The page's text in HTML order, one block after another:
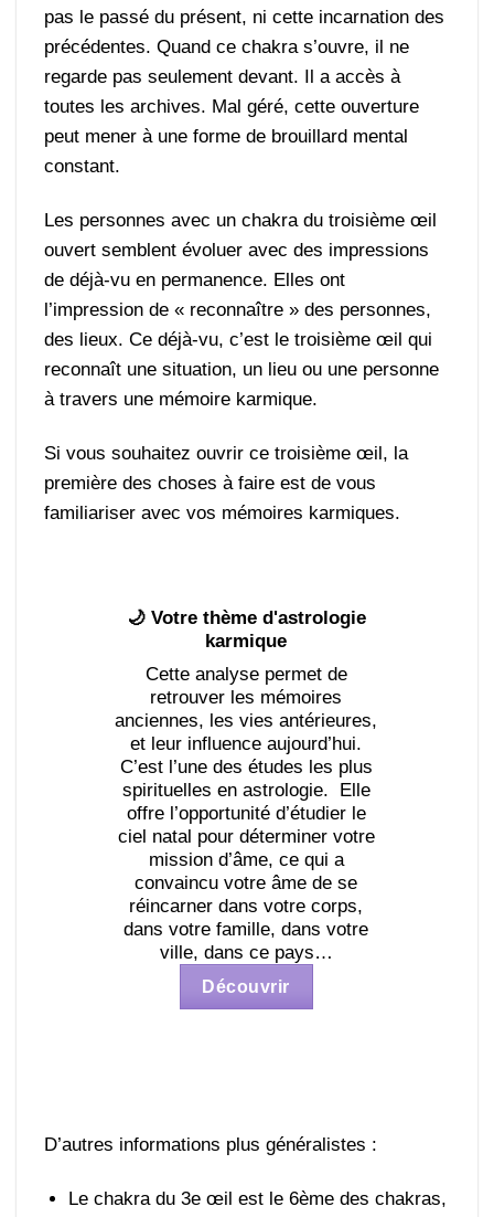
pas le passé du présent, ni cette incarnation des
précédentes. Quand ce chakra s’ouvre, il ne
regarde pas seulement devant. Il a accès à
toutes les archives. Mal géré, cette ouverture
peut mener à une forme de brouillard mental
constant.
Les personnes avec un chakra du troisième œil
ouvert semblent évoluer avec des impressions
de déjà-vu en permanence. Elles ont
l’impression de « reconnaître » des personnes,
des lieux. Ce déjà-vu, c’est le troisième œil qui
reconnaît une situation, un lieu ou une personne
à travers une mémoire karmique.
Si vous souhaitez ouvrir ce troisième œil, la
première des choses à faire est de vous
familiariser avec vos mémoires karmiques.
🌙 Votre thème d'astrologie
karmique
Cette analyse permet de
retrouver les mémoires
anciennes, les vies antérieures,
et leur influence aujourd’hui.
C’est l’une des études les plus
spirituelles en astrologie. Elle
offre l’opportunité d’étudier le
ciel natal pour déterminer votre
mission d’âme, ce qui a
convaincu votre âme de se
réincarner dans votre corps,
dans votre famille, dans votre
ville, dans ce pays…
Découvrir
D’autres informations plus généralistes :
Le chakra du 3e œil est le 6ème des chakras,